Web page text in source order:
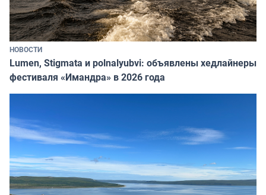
НОВОСТИ
Lumen, Stigmata и polnalyubvi: объявлены хедлайнеры
фестиваля «Имандра» в 2026 года